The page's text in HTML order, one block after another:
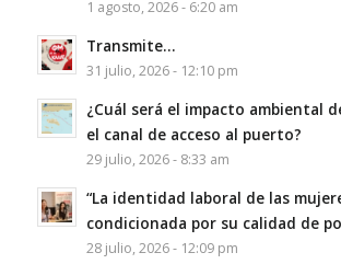
1 agosto, 2026 - 6:20 am
Transmite…
31 julio, 2026 - 12:10 pm
¿Cuál será el impacto ambiental
el canal de acceso al puerto?
29 julio, 2026 - 8:33 am
“La identidad laboral de las
condicionada por su calidad de
28 julio, 2026 - 12:09 pm